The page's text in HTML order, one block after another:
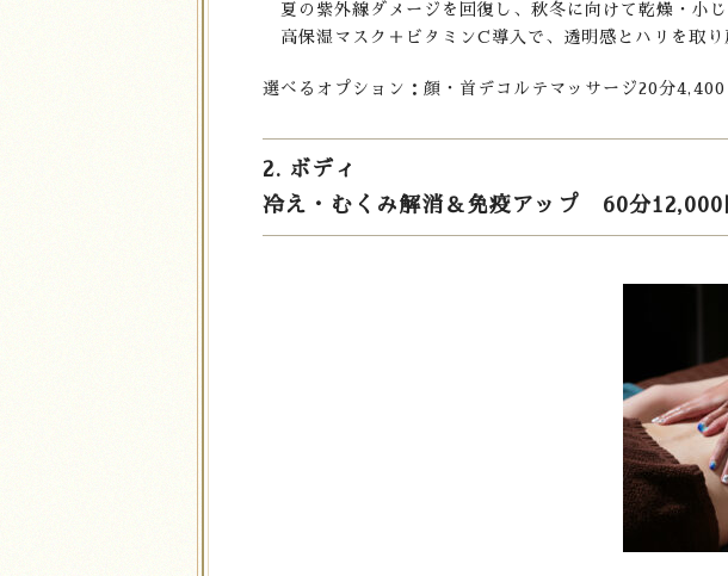
夏の紫外線ダメージを回復し、秋冬に向けて乾燥・小じ
高保湿マスク＋ビタミンC導入で、透明感とハリを取り
選べるオプション：顔・首デコルテマッサージ20分
2. ボディ
冷え・むくみ解消＆免疫アップ 60分12,000